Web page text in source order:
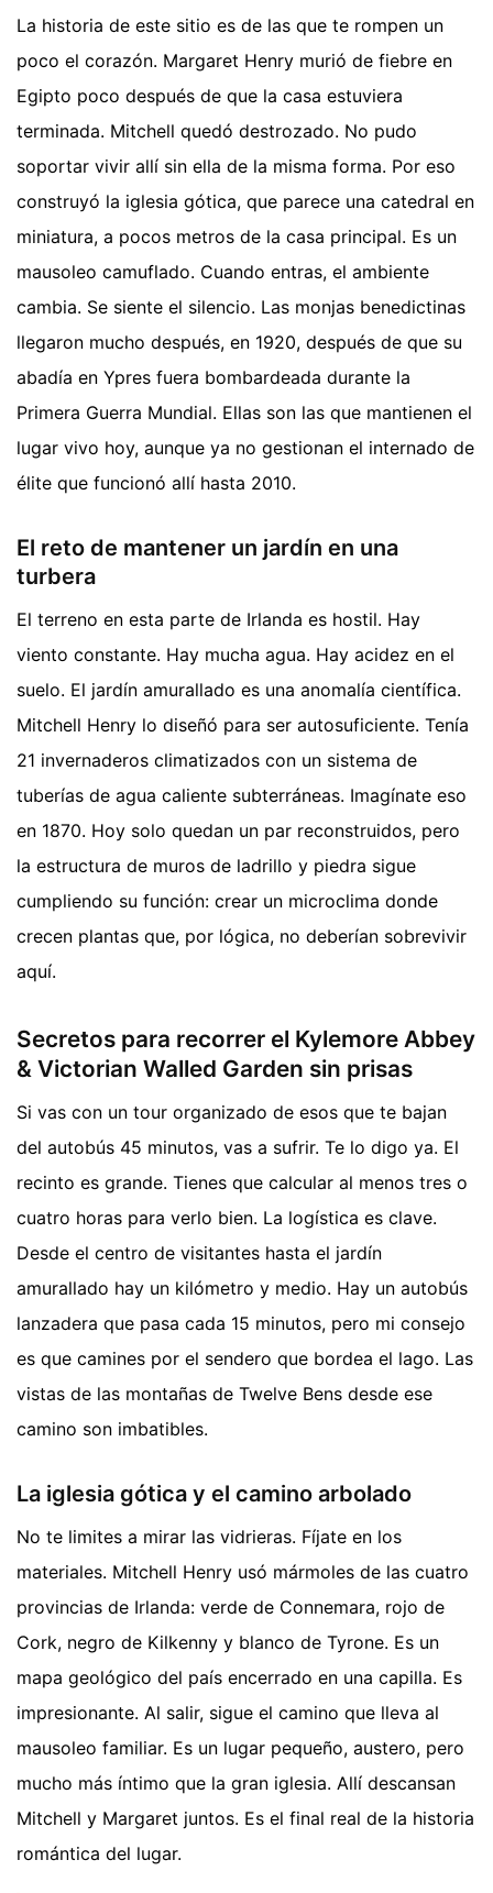
La historia de este sitio es de las que te rompen un
poco el corazón. Margaret Henry murió de fiebre en
Egipto poco después de que la casa estuviera
terminada. Mitchell quedó destrozado. No pudo
soportar vivir allí sin ella de la misma forma. Por eso
construyó la iglesia gótica, que parece una catedral en
miniatura, a pocos metros de la casa principal. Es un
mausoleo camuflado. Cuando entras, el ambiente
cambia. Se siente el silencio. Las monjas benedictinas
llegaron mucho después, en 1920, después de que su
abadía en Ypres fuera bombardeada durante la
Primera Guerra Mundial. Ellas son las que mantienen el
lugar vivo hoy, aunque ya no gestionan el internado de
élite que funcionó allí hasta 2010.
El reto de mantener un jardín en una
turbera
El terreno en esta parte de Irlanda es hostil. Hay
viento constante. Hay mucha agua. Hay acidez en el
suelo. El jardín amurallado es una anomalía científica.
Mitchell Henry lo diseñó para ser autosuficiente. Tenía
21 invernaderos climatizados con un sistema de
tuberías de agua caliente subterráneas. Imagínate eso
en 1870. Hoy solo quedan un par reconstruidos, pero
la estructura de muros de ladrillo y piedra sigue
cumpliendo su función: crear un microclima donde
crecen plantas que, por lógica, no deberían sobrevivir
aquí.
Secretos para recorrer el Kylemore Abbey
& Victorian Walled Garden sin prisas
Si vas con un tour organizado de esos que te bajan
del autobús 45 minutos, vas a sufrir. Te lo digo ya. El
recinto es grande. Tienes que calcular al menos tres o
cuatro horas para verlo bien. La logística es clave.
Desde el centro de visitantes hasta el jardín
amurallado hay un kilómetro y medio. Hay un autobús
lanzadera que pasa cada 15 minutos, pero mi consejo
es que camines por el sendero que bordea el lago. Las
vistas de las montañas de Twelve Bens desde ese
camino son imbatibles.
La iglesia gótica y el camino arbolado
No te limites a mirar las vidrieras. Fíjate en los
materiales. Mitchell Henry usó mármoles de las cuatro
provincias de Irlanda: verde de Connemara, rojo de
Cork, negro de Kilkenny y blanco de Tyrone. Es un
mapa geológico del país encerrado en una capilla. Es
impresionante. Al salir, sigue el camino que lleva al
mausoleo familiar. Es un lugar pequeño, austero, pero
mucho más íntimo que la gran iglesia. Allí descansan
Mitchell y Margaret juntos. Es el final real de la historia
romántica del lugar.